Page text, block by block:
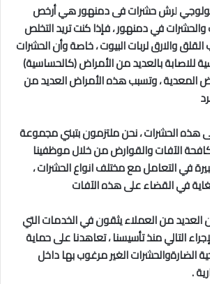
لرش حشرات فى دمنهورهي أرخص
في دمنهور، فإذا كنت تريد التخلص
والارق لربات البيوت ، خاصة وأن الحشرات
للاصابة بالعديد من الأمراض (كالحساسية)
المعدية ، وتسبب هذه الأمراض العديد من
هذه الحشرات ، نحن ملتزمون بتبني مجموعة
الآفات والقوارض من خلال موظفينا
في التعامل مع مختلف انواع الحشرات ،
في القضاء على هذه الآفات
العديد من العملاء يثقون في الخدمات التي
التالي منذ تأسيسنا ، تعاهدنا على حماية
الضارةوالحشرات الغير مرغوب بها داخل
.